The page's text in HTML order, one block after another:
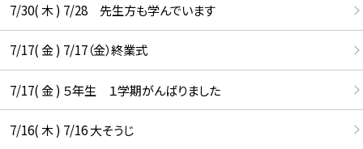
7/30( 木 ) 7/28 先生方も学んでいます
7/17( 金 ) 7/17（金）終業式
7/17( 金 ) ５年生 １学期がんばりました
7/16( 木 ) 7/16 大そうじ